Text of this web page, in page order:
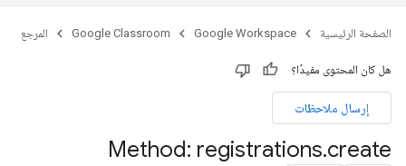
الصفحة الرئيسية Google Workspace
Google Classroom المرجع
هل كان المحتوى مفيدًا؟
إرسال ملاحظات
Method: registrations.create